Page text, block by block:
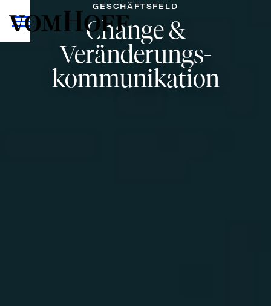
GESCHÄFTSFELD
Change &
Veränderungs-
kommunikation